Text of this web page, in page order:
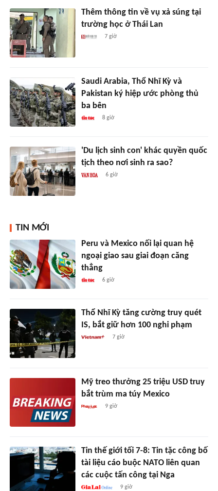
Thêm thông tin về vụ xả súng tại
trường học ở Thái Lan
7 giờ
Saudi Arabia, Thổ Nhĩ Kỳ và
Pakistan ký hiệp ước phòng thủ
ba bên
8 giờ
'Du lịch sinh con' khác quyền quốc
tịch theo nơi sinh ra sao?
6 giờ
TIN MỚI
Peru và Mexico nối lại quan hệ
ngoại giao sau giai đoạn căng
thẳng
6 giờ
Thổ Nhĩ Kỳ tăng cường truy quét
IS, bắt giữ hơn 100 nghi phạm
7 giờ
Mỹ treo thưởng 25 triệu USD truy
bắt trùm ma túy Mexico
9 giờ
Tin thế giới tối 7-8: Tin tặc công bố
tài liệu cáo buộc NATO liên quan
các cuộc tấn công tại Nga
9 giờ